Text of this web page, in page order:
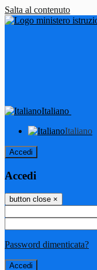
Salta al contenuto
Italiano
Italiano
Accedi
Accedi
button close ×
Password dimenticata?